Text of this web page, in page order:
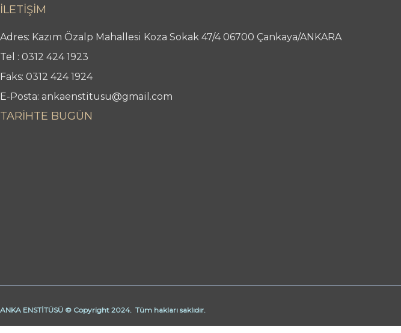
İLETİŞİM
Adres: Kazım Özalp Mahallesi Koza Sokak 47/4 06700 Çankaya/ANKARA
Tel : 0312 424 1923
Faks: 0312 424 1924
E-Posta: ankaenstitusu@gmail.com
TARİHTE BUGÜN
ANKA ENSTİTÜSÜ © Copyright 2024. Tüm hakları saklıdır.